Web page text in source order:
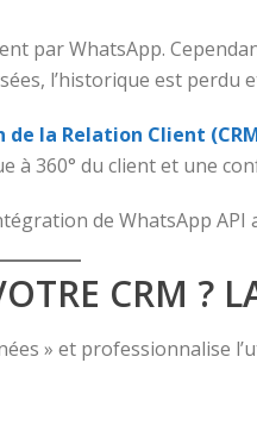
par WhatsApp.
l’historique est
de la Relation Client
360° du client et une
de WhatsApp API
CRM ?
» et professionnalise